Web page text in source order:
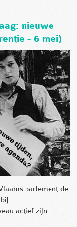
nieuwe
- 6 mei)
parlement de
actief zijn.